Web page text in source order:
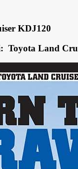
KDJ120
Toyota Land